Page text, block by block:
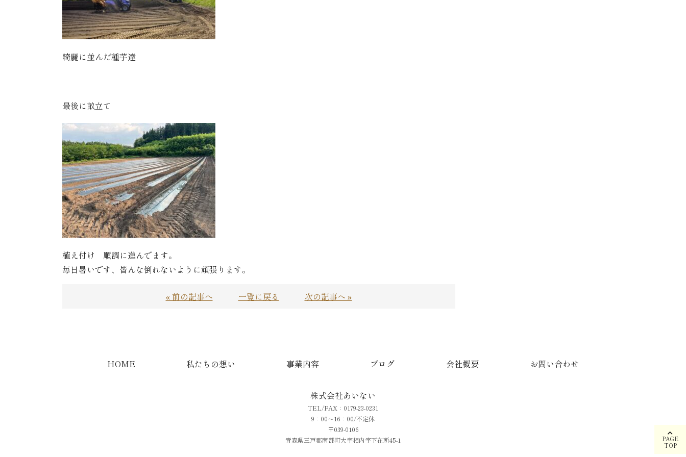
綺麗に並んだ種芋達
最後に畝立て
植え付け 順調に進んでます。
毎日暑いです、皆んな倒れないように頑張ります。
« 前の記事へ 一覧に戻る 次の記事へ »
PAGE
TOP
HOME 私たちの想い 事業内容 ブログ 会社概要 お問い合わせ
株式会社あいない
TEL/FAX：0179-23-0231
9：00～16：00/不定休
〒039-0106
青森県三戸郡南部町大字相内字下在所45-1